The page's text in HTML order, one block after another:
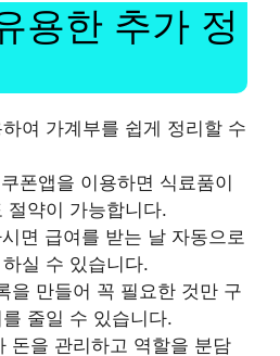
용한 추가 정
여 가계부를 쉽게 정리할 수
폰앱을 이용하면 식료품이
절약이 가능합니다.
면 급여를 받는 날 자동으로
실 수 있습니다.
을 만들어 꼭 필요한 것만 구
줄일 수 있습니다.
돈을 관리하고 역할을 분담